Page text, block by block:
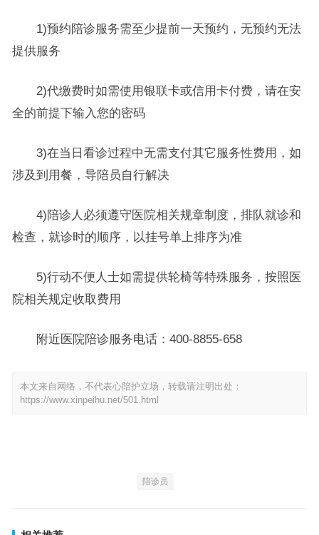
1)预约陪诊服务需至少提前一天预约，无预约无法
提供服务
2)代缴费时如需使用银联卡或信用卡付费，请在安
全的前提下输入您的密码
3)在当日看诊过程中无需支付其它服务性费用，如
涉及到用餐，导陪员自行解决
4)陪诊人必须遵守医院相关规章制度，排队就诊和
检查，就诊时的顺序，以挂号单上排序为准
5)行动不便人士如需提供轮椅等特殊服务，按照医
院相关规定收取费用
附近医院陪诊服务电话：400-8855-658
本文来自网络，不代表心陪护立场，转载请注明出处：
https://www.xinpeihu.net/501.html
陪诊员